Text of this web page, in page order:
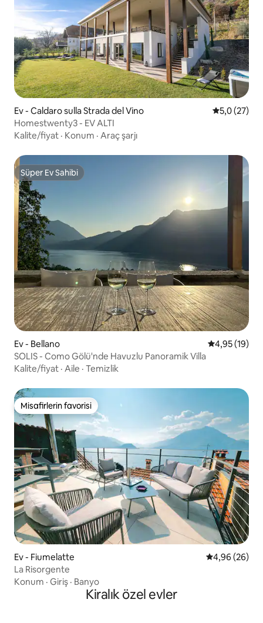
Ev - Caldaro sulla Strada del Vino 5 üzerinden
5,0 (27)
Homestwenty3 - EV ALTI
Kalite/fiyat · Konum · Araç şarjı
Süper Ev Sahibi
Süper Ev Sahibi
Ev - Bellano 5 üzerinden
4,95 (19)
SOLIS - Como Gölü'nde Havuzlu Panoramik Villa
Kalite/fiyat · Aile · Temizlik
Misafirlerin favorisi
Misafirlerin favorisi
Ev - Fiumelatte 5 üzerinden
4,96 (26)
La Risorgente
Konum · Giriş · Banyo
Kiralık özel evler